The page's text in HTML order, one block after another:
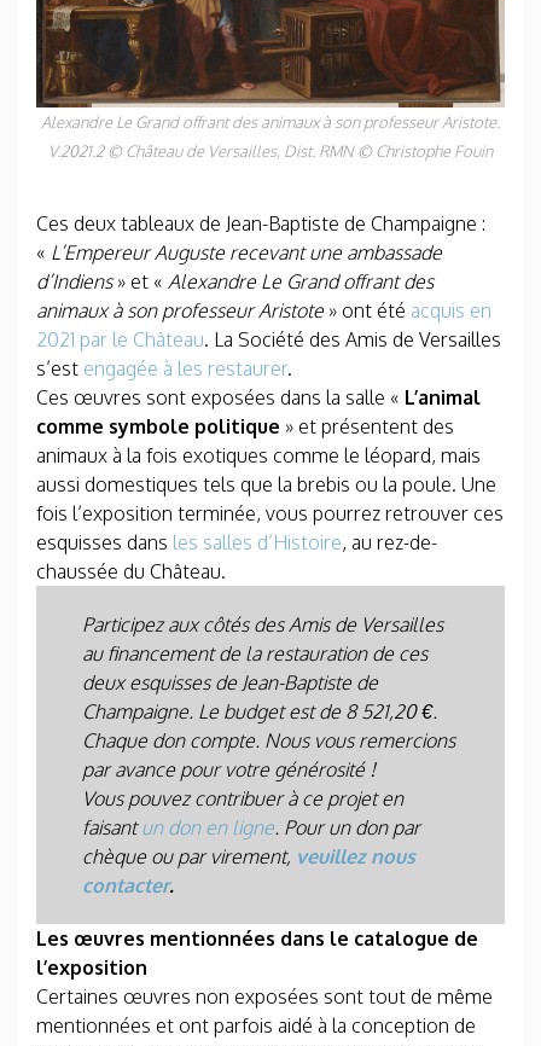
Alexandre Le Grand offrant des animaux à son professeur Aristote.
V.2021.2 © Château de Versailles, Dist. RMN © Christophe Fouin
Ces deux tableaux de Jean-Baptiste de Champaigne :
« L’Empereur Auguste recevant une ambassade
d’Indiens» et « Alexandre Le Grand offrant des
animaux à son professeur Aristote » ont été acquis en
2021 par le Château. La Société des Amis de Versailles
s’est engagée à les restaurer.
Ces œuvres sont exposées dans la salle « L’animal
comme symbole politique » et présentent des
animaux à la fois exotiques comme le léopard, mais
aussi domestiques tels que la brebis ou la poule. Une
fois l’exposition terminée, vous pourrez retrouver ces
esquisses dans les salles d’Histoire, au rez-de-
chaussée du Château.
Participez aux côtés des Amis de Versailles
au financement de la restauration de ces
deux esquisses de Jean-Baptiste de
Champaigne. Le budget est de 8 521,20 €.
Chaque don compte. Nous vous remercions
par avance pour votre générosité !
Vous pouvez contribuer à ce projet en
faisantun don en ligne. Pour un don par
chèque ou par virement, veuillez nous
contacter.
Les œuvres mentionnées dans le catalogue de
l’exposition
Certaines œuvres non exposées sont tout de même
mentionnées et ont parfois aidé à la conception de